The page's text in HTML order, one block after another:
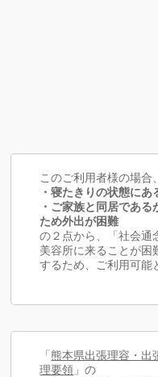
このご利用者様の場合、
・寝たきりの状態にあ
・ご家族と同居であ
ため外出が困難
の２点から、「社会通
美容所に来ることが困
するため、ご利用可能
「熊本県出張理容・出
理要領 」の